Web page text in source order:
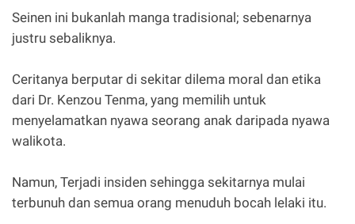
Seinen ini bukanlah manga tradisional; sebenarnya
justru sebaliknya.
Ceritanya berputar di sekitar dilema moral dan etika
dari Dr. Kenzou Tenma, yang memilih untuk
menyelamatkan nyawa seorang anak daripada nyawa
walikota.
Namun, Terjadi insiden sehingga sekitarnya mulai
terbunuh dan semua orang menuduh bocah lelaki itu.